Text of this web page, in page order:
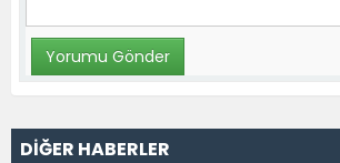
DİĞER HABERLER